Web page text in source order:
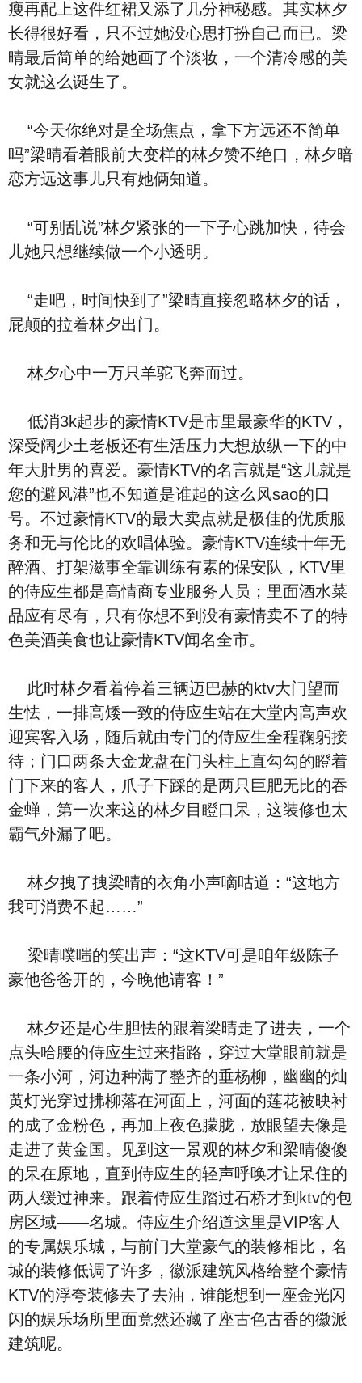
瘦再配上这件红裙又添了几分神秘感。其实林夕
长得很好看，只不过她没心思打扮自己而已。梁
晴最后简单的给她画了个淡妆，一个清冷感的美
女就这么诞生了。
“今天你绝对是全场焦点，拿下方远还不简单
吗”梁晴看着眼前大变样的林夕赞不绝口，林夕暗
恋方远这事儿只有她俩知道。
“可别乱说”林夕紧张的一下子心跳加快，待会
儿她只想继续做一个小透明。
“走吧，时间快到了”梁晴直接忽略林夕的话，
屁颠的拉着林夕出门。
林夕心中一万只羊驼飞奔而过。
低消3k起步的豪情KTV是市里最豪华的KTV，
深受阔少土老板还有生活压力大想放纵一下的中
年大肚男的喜爱。豪情KTV的名言就是“这儿就是
您的避风港”也不知道是谁起的这么风sao的口
号。不过豪情KTV的最大卖点就是极佳的优质服
务和无与伦比的欢唱体验。豪情KTV连续十年无
醉酒、打架滋事全靠训练有素的保安队，KTV里
的侍应生都是高情商专业服务人员；里面酒水菜
品应有尽有，只有你想不到没有豪情卖不了的特
色美酒美食也让豪情KTV闻名全市。
此时林夕看着停着三辆迈巴赫的ktv大门望而
生怯，一排高矮一致的侍应生站在大堂内高声欢
迎宾客入场，随后就由专门的侍应生全程鞠躬接
待；门口两条大金龙盘在门头柱上直勾勾的瞪着
门下来的客人，爪子下踩的是两只巨肥无比的吞
金蝉，第一次来这的林夕目瞪口呆，这装修也太
霸气外漏了吧。
林夕拽了拽梁晴的衣角小声嘀咕道：“这地方
我可消费不起……”
梁晴噗嗤的笑出声：“这KTV可是咱年级陈子
豪他爸爸开的，今晚他请客！”
林夕还是心生胆怯的跟着梁晴走了进去，一个
点头哈腰的侍应生过来指路，穿过大堂眼前就是
一条小河，河边种满了整齐的垂杨柳，幽幽的灿
黄灯光穿过拂柳落在河面上，河面的莲花被映衬
的成了金粉色，再加上夜色朦胧，放眼望去像是
走进了黄金国。见到这一景观的林夕和梁晴傻傻
的呆在原地，直到侍应生的轻声呼唤才让呆住的
两人缓过神来。跟着侍应生踏过石桥才到ktv的包
房区域——名城。侍应生介绍道这里是VIP客人
的专属娱乐城，与前门大堂豪气的装修相比，名
城的装修低调了许多，徽派建筑风格给整个豪情
KTV的浮夸装修去了去油，谁能想到一座金光闪
闪的娱乐场所里面竟然还藏了座古色古香的徽派
建筑呢。